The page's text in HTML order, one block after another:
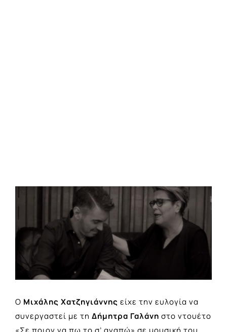
Larger
Image
Ο Μιχάλης Χατζηγιάννης είχε την ευλογία να
συνεργαστεί με τη Δήμητρα Γαλάνη στο ντουέτο